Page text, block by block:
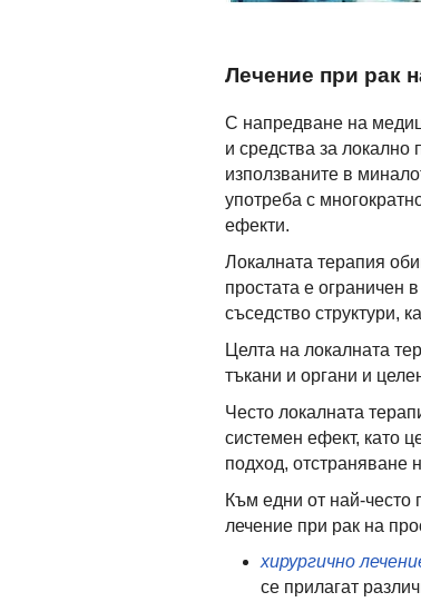
Лечение при рак
С напредване на
и средства за
използваните в
употреба с
ефекти.
Локалната терапия
простата е ограничен
съседство структури,
Целта на локалната
тъкани и органи и
Често локалната
системен ефект, като
подход, отстраняване
Към едни от най-често
лечение при рак на
хирургично
се прилагат